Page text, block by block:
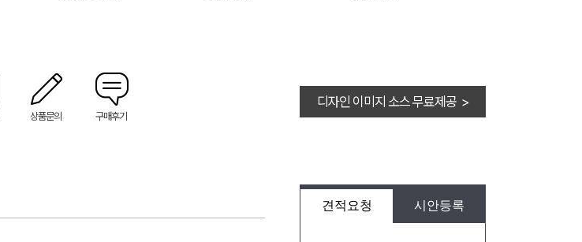
상품문의 구매후기
디자인 이미지 소스 무료제공 >
견적요청 시안등록